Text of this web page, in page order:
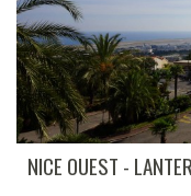
NICE OUEST -